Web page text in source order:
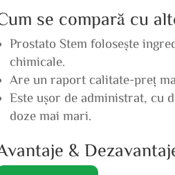
se compară cu
Prostato Stem folosește
chimicale.
Are un raport calitate-preț
Este ușor de administrat, cu
doze mai mari.
&